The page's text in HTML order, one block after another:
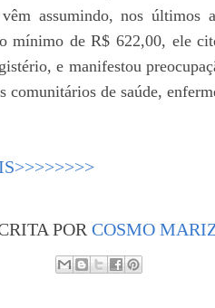
assumindo, nos últimos
mínimo de R$ 622,00, ele
e manifestou
comunitários de saúde,
POR COSMO